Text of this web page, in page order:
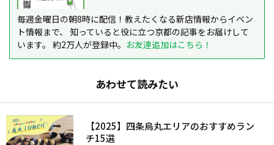
毎週金曜日の朝8時に配信！教えたくなる新店情報からイベン
ト情報まで、 知っていると役に立つ京都の記事をお届けして
います。 約2万人が登録中。 お友達追加はこちら！
あわせて読みたい
【2025】四条烏丸エリアのおすすめラン
チ15選